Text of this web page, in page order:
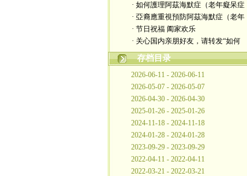
· 如何護理阿茲海默症（老年癡呆症
· 亞裔應重視預防阿茲海默症（老年
· 节日祝福 阖家欢乐
· 关心国内亲朋好友，请转发“如何
存档目录
2026-06-11 - 2026-06-11
2026-05-07 - 2026-05-07
2026-04-30 - 2026-04-30
2025-01-26 - 2025-01-26
2024-11-18 - 2024-11-18
2024-01-28 - 2024-01-28
2023-09-29 - 2023-09-29
2022-04-11 - 2022-04-11
2022-03-21 - 2022-03-21